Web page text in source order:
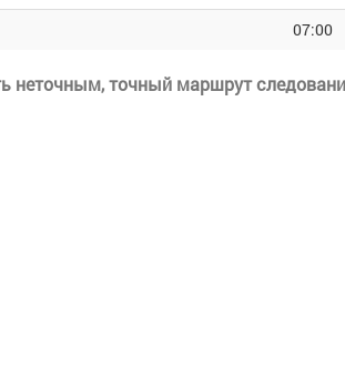
07:00
неточным, точный маршрут